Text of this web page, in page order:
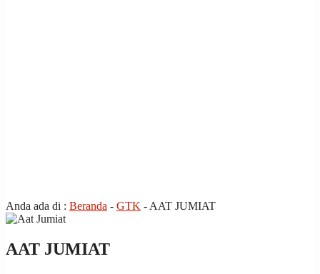
all
the
usual
indications
Anda ada di : Beranda - GTK - AAT JUMIAT
AAT JUMIAT